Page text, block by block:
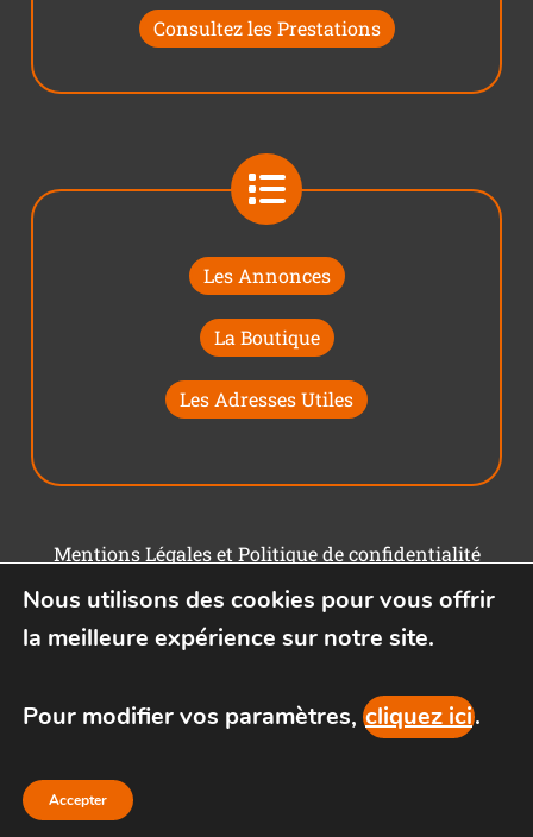
Consultez les Prestations
Les Annonces
La Boutique
Les Adresses Utiles
Mentions Légales et Politique de confidentialité
Conditions générales d'utilisation
Nous utilisons des cookies pour vous offrir
la meilleure expérience sur notre site.
Pour modifier vos paramètres, cliquez ici.
Accepter